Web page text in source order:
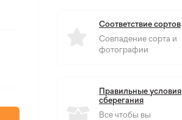
Соответствие сортов
Совпадение сорта и
фотографии
Правильные условия
сберегания
Все чтобы вы